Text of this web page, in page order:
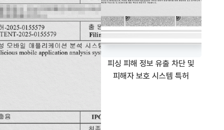
피싱 피해 정보 유출 차단 및
피해자 보호 시스템 특허